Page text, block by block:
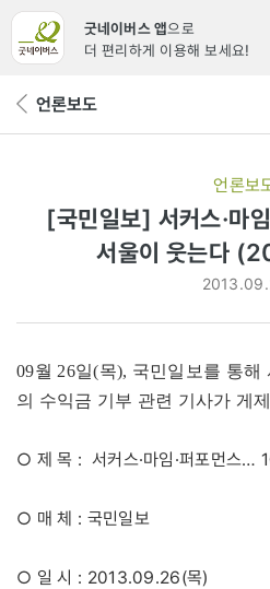
굿네이버스 앱으로
더 편리하게 이용해 보세요!
뒤 언론보도
언론보
[국민일보] 서커스·마
서울이 웃는다
09월 26일(목), 국민일보를 통
의 수익금 기부 관련 기사가 게
○ 제 목 : 서커스·마임·퍼포먼스…
○ 매 체 : 국민일보
○ 일 시 : 2013.09.26(목)